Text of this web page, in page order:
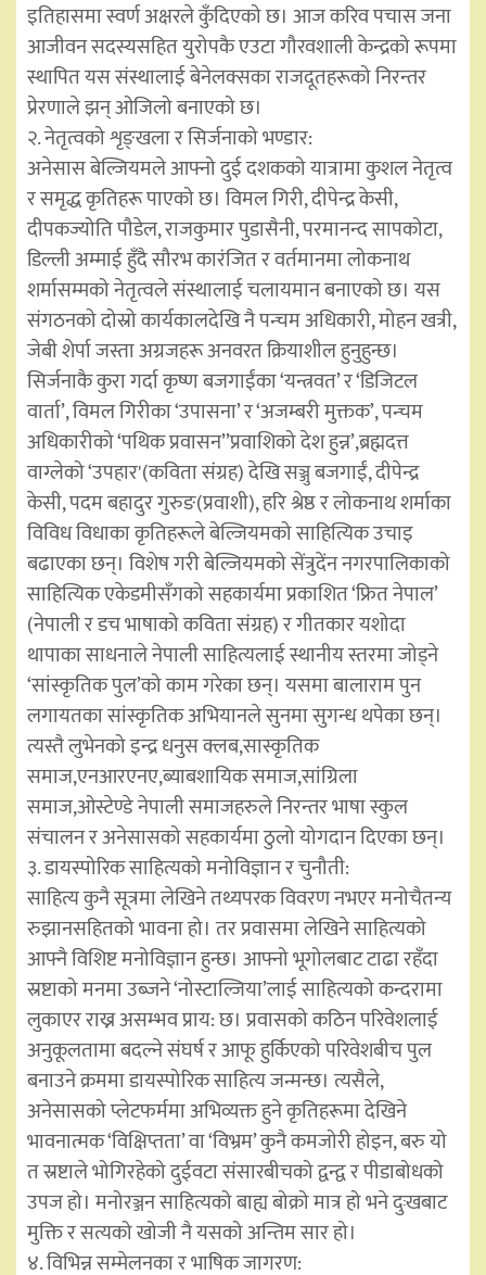
इतिहासमा स्वर्ण अक्षरले कुँदिएको छ। आज करिव पचास जना
आजीवन सदस्यसहित युरोपकै एउटा गौरवशाली केन्द्रको रूपमा
स्थापित यस संस्थालाई बेनेलक्सका राजदूतहरूको निरन्तर
प्रेरणाले झन् ओजिलो बनाएको छ।
२. नेतृत्वको शृङ्खला र सिर्जनाको भण्डार:
अनेसास बेल्जियमले आफ्नो दुई दशकको यात्रामा कुशल नेतृत्व
र समृद्ध कृतिहरू पाएको छ। विमल गिरी, दीपेन्द्र केसी,
दीपकज्योति पौडेल, राजकुमार पुडासैनी, परमानन्द सापकोटा,
डिल्ली अम्माई हुँदै सौरभ कारंजित र वर्तमानमा लोकनाथ
शर्मासम्मको नेतृत्वले संस्थालाई चलायमान बनाएको छ। यस
संगठनको दोस्रो कार्यकालदेखि नै पन्चम अधिकारी, मोहन खत्री,
जेबी शेर्पा जस्ता अग्रजहरू अनवरत क्रियाशील हुनुहुन्छ।
सिर्जनाकै कुरा गर्दा कृष्ण बजगाईंका ‘यन्त्रवत’ र ‘डिजिटल
वार्ता’, विमल गिरीका ‘उपासना’ र ‘अजम्बरी मुक्तक’, पन्चम
अधिकारीको ‘पथिक प्रवासन’’प्रवाशिको देश हुन्न’,ब्रह्मदत्त
वाग्लेको ‘उपहार'(कविता संग्रह) देखि सञ्जु बजगाईं, दीपेन्द्र
केसी, पदम बहादुर गुरुङ(प्रवाशी), हरि श्रेष्ठ र लोकनाथ शर्माका
विविध विधाका कृतिहरूले बेल्जियमको साहित्यिक उचाइ
बढाएका छन्। विशेष गरी बेल्जियमको सेंत्रुदेंन नगरपालिकाको
साहित्यिक एकेडमीसँगको सहकार्यमा प्रकाशित ‘फ्रित नेपाल’
(नेपाली र डच भाषाको कविता संग्रह) र गीतकार यशोदा
थापाका साधनाले नेपाली साहित्यलाई स्थानीय स्तरमा जोड्ने
‘सांस्कृतिक पुल’को काम गरेका छन्। यसमा बालाराम पुन
लगायतका सांस्कृतिक अभियानले सुनमा सुगन्ध थपेका छन्।
त्यस्तै लुभेनको इन्द्र धनुस क्लब,सास्कृतिक
समाज,एनआरएनए,ब्याबशायिक समाज,सांग्रिला
समाज,ओस्टेण्डे नेपाली समाजहरुले निरन्तर भाषा स्कुल
संचालन र अनेसासको सहकार्यमा ठुलो योगदान दिएका छन्।
३. डायस्पोरिक साहित्यको मनोविज्ञान र चुनौती:
साहित्य कुनै सूत्रमा लेखिने तथ्यपरक विवरण नभएर मनोचैतन्य
रुझानसहितको भावना हो। तर प्रवासमा लेखिने साहित्यको
आफ्नै विशिष्ट मनोविज्ञान हुन्छ। आफ्नो भूगोलबाट टाढा रहँदा
स्रष्टाको मनमा उब्जने ‘नोस्टाल्जिया’लाई साहित्यको कन्दरामा
लुकाएर राख्न असम्भव प्राय: छ। प्रवासको कठिन परिवेशलाई
अनुकूलतामा बदल्ने संघर्ष र आफू हुर्किएको परिवेशबीच पुल
बनाउने क्रममा डायस्पोरिक साहित्य जन्मन्छ। त्यसैले,
अनेसासको प्लेटफर्ममा अभिव्यक्त हुने कृतिहरूमा देखिने
भावनात्मक ‘विक्षिप्तता’ वा ‘विभ्रम’ कुनै कमजोरी होइन, बरु यो
त स्रष्टाले भोगिरहेको दुईवटा संसारबीचको द्वन्द्व र पीडाबोधको
उपज हो। मनोरञ्जन साहित्यको बाह्य बोक्रो मात्र हो भने दुःखबाट
मुक्ति र सत्यको खोजी नै यसको अन्तिम सार हो।
४. विभिन्न सम्मेलनका र भाषिक जागरण: